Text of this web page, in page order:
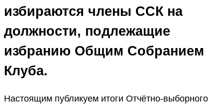
избираются члены ССК на
должности, подлежащие
избранию Общим Собранием
Клуба.
Настоящим публикуем итоги Отчётно-выборного